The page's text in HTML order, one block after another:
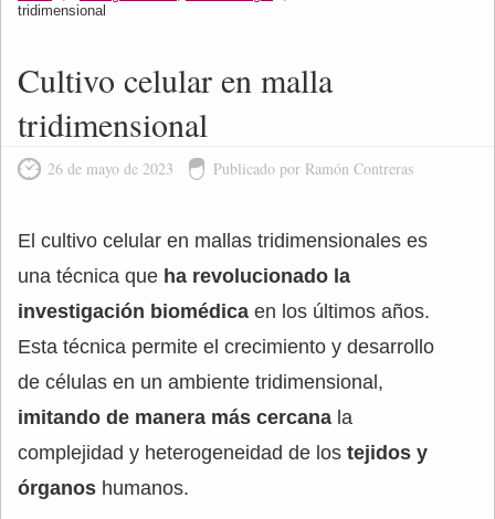
tridimensional
Cultivo celular en malla
tridimensional
26 de mayo de 2023 Publicado por Ramón Contreras
El cultivo celular en mallas tridimensionales es
una técnica que ha revolucionado la
investigación biomédica en los últimos años.
Esta técnica permite el crecimiento y desarrollo
de células en un ambiente tridimensional,
imitando de manera más cercana la
complejidad y heterogeneidad de los tejidos y
órganos humanos.